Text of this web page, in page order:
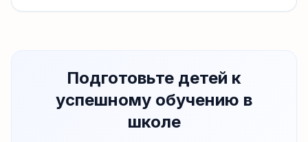
Подготовьте детей к
успешному обучению в
школе